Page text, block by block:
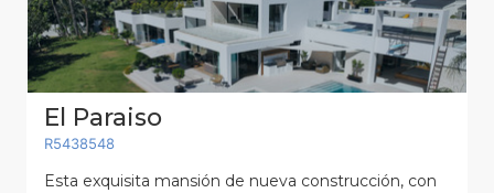
El Paraiso
R5438548
Esta exquisita mansión de nueva construcción, con